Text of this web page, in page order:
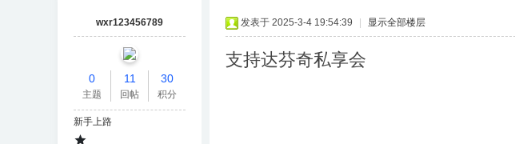
wxr123456789
0
主题
11
回帖
30
积分
新手上路
发表于 2025-3-4 19:54:39 显示全部楼层
支持达芬奇私享会